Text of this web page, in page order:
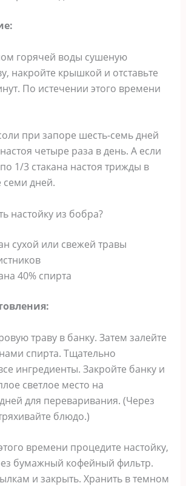
горячей воды сушеную
накройте крышкой и отставьте
По истечении этого времени
при запоре шесть-семь дней
четыре раза в день. А если
1/3 стакана настоя трижды в
семи дней.
настойку из бобра?
сухой или свежей травы
40% спирта
траву в банку. Затем залейте
спирта. Тщательно
ингредиенты. Закройте банку и
светлое место на
для переваривания. (Через
блюдо.)
времени процедите настойку,
бумажный кофейный фильтр.
и закрыть. Хранить в темном